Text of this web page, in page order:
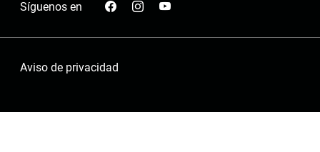
Síguenos en
Aviso de privacidad